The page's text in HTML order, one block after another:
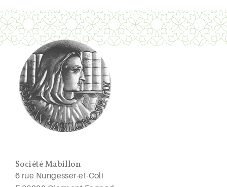
Société Mabillon
6 rue Nungesser-et-Coli